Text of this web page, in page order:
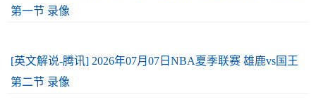
第一节 录像
[英文解说-腾讯] 2026年07月07日NBA夏季联赛 雄鹿vs国王
第二节 录像